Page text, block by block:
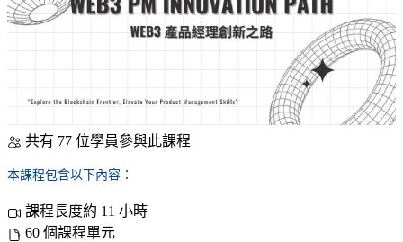
共有 77 位學員參與此課程
本課程包含以下內容：
課程長度約 11 小時
60 個課程單元